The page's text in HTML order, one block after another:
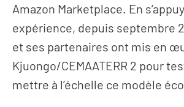
Amazon Marketplace. En
expérience, depuis septembre
et ses partenaires ont mis en
Kjuongo/CEMAATERR 2 pour
mettre à l’échelle ce modèle